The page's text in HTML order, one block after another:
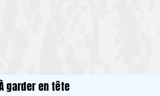
garder en tête